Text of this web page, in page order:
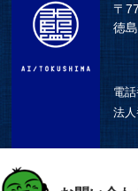
〒
徳
電
法